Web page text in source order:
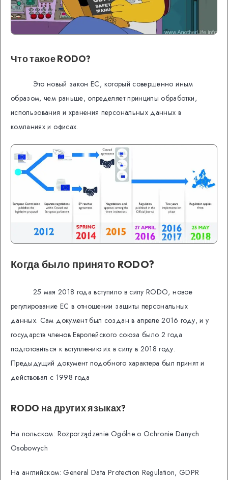
Что такое RODO?
Это новый закон ЕС, который совершенно иным
образом, чем раньше, определяет принципы обработки,
использования и хранения персональных данных в
компаниях и офисах.
Когда было принято RODO?
25 мая 2018 года вступило в силу RODO, новое
регулирование ЕС в отношении защиты персональных
данных. Сам документ был создан в апреле 2016 году, и у
государств членов Европейского союза было 2 года
подготовиться к вступлению их в силу в 2018 году.
Предыдущий документ подобного характера был принят и
действовал с 1998 года
RODO на других языках?
На польском: Rozporządzenie Ogólne o Ochronie Danych
Osobowych
На английском: General Data Protection Regulation, GDPR